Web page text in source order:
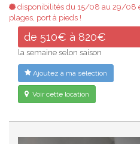
disponibilités du 15/08 au 29/08
plages, port à pieds !
de 510€ à 820€
la semaine selon saison
Ajoutez à ma sélection
Voir cette location